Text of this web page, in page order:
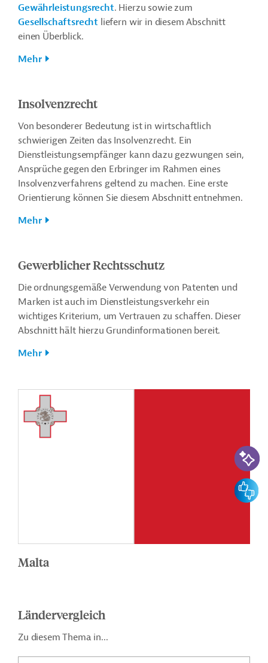
Gewährleistungsrecht. Hierzu sowie zum
Gesellschaftsrecht liefern wir in diesem Abschnitt
einen Überblick.
Mehr
Insolvenzrecht
Von besonderer Bedeutung ist in wirtschaftlich
schwierigen Zeiten das Insolvenzrecht. Ein
Dienstleistungsempfänger kann dazu gezwungen sein,
Ansprüche gegen den Erbringer im Rahmen eines
Insolvenzverfahrens geltend zu machen. Eine erste
Orientierung können Sie diesem Abschnitt entnehmen.
Mehr
Gewerblicher Rechtsschutz
Die ordnungsgemäße Verwendung von Patenten und
Marken ist auch im Dienstleistungsverkehr ein
wichtiges Kriterium, um Vertrauen zu schaffen. Dieser
Abschnitt hält hierzu Grundinformationen bereit.
Mehr
Malta
Ländervergleich
Zu diesem Thema in...
KI-